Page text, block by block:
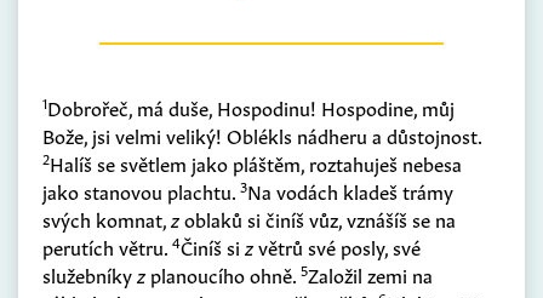
1Dobrořeč, má duše, Hospodinu! Hospodine, můj
Bože, jsi velmi veliký! Oblékls nádheru a důstojnost.
2Halíš se světlem jako pláštěm, roztahuješ nebesa
jako stanovou plachtu. 3Na vodách kladeš trámy
svých komnat,zoblaků si činíš vůz, vznášíš se na
perutích větru. 4Činíš si zvětrů své posly, své
služebníkyz planoucího ohně. 5Založil zemi na